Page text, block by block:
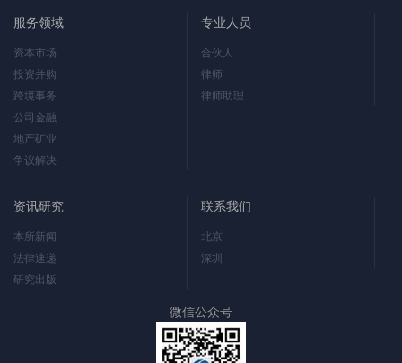
服务领域
资本市场
投资并购
跨境事务
公司金融
地产矿业
争议解决
专业人员
合伙人
律师
律师助理
资讯研究
本所新闻
法律速递
研究出版
联系我们
北京
深圳
微信公众号